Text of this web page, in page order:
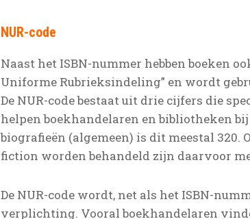
NUR-code
Naast het ISBN-nummer hebben boeken
Uniforme Rubrieksindeling” en wordt
De NUR-code bestaat uit drie cijfers die
helpen boekhandelaren en bibliotheken
biografieën (algemeen) is dit meestal
fiction worden behandeld zijn daarvoor
De NUR-code wordt, net als het ISBN-
verplichting. Vooral boekhandelaren